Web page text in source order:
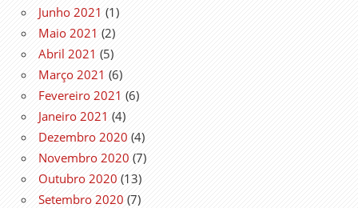
Junho 2021 (1)
Maio 2021 (2)
Abril 2021 (5)
Março 2021 (6)
Fevereiro 2021 (6)
Janeiro 2021 (4)
Dezembro 2020 (4)
Novembro 2020 (7)
Outubro 2020 (13)
Setembro 2020 (7)